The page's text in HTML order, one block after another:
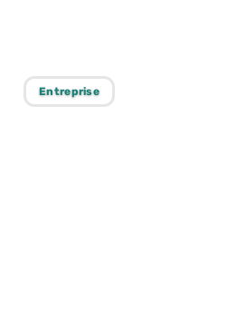
Entreprise